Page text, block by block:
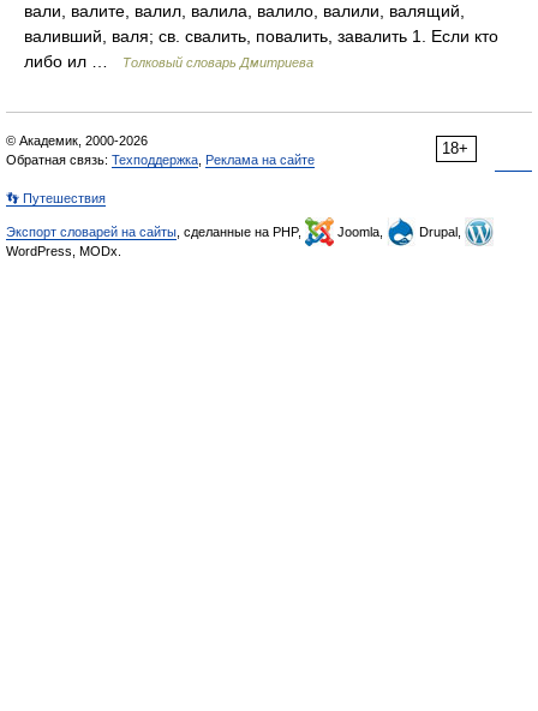
вали, валите, валил, валила, валило, валили, валящий,
валивший, валя; св. свалить, повалить, завалить 1. Если кто
либо ил …
Толковый словарь Дмитриева
18+
© Академик, 2000-2026
Обратная связь: Техподдержка Реклама на сайте
👣 Путешествия
Экспорт словарей на сайты , сделанные на PHP, Joomla,
Drupal,
WordPress, MODx.